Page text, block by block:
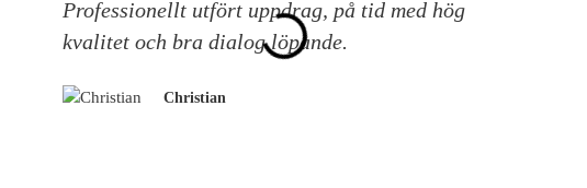
Professionellt utfört uppdrag, på tid med hög
kvalitet och bra dialog löpande.
Christian